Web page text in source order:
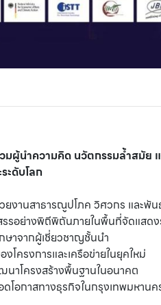
ผู้นำความคิด นวัตกรรมล้ำสมัย
ะดับโลก
งานสาธารณูปโภค วิศวกร และพั
รอย่างพิถีพิถันภายในพื้นที่จัดแสดง
ษาจากผู้เชี่ยวชาญชั้นนำ
ครงการและเครือข่ายในยุคใหม่
าโครงสร้างพื้นฐานในอนาคต
โอกาสทางธุรกิจในกรุงเทพมหานค